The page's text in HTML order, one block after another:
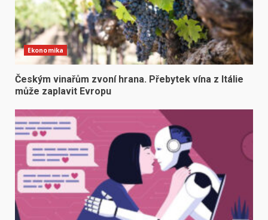
Ekonomika
Českým vinařům zvoní hrana. Přebytek vína z Itálie
může zaplavit Evropu